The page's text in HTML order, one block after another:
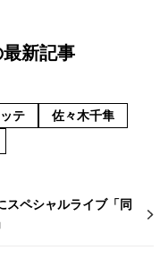
新記事
テ
佐々木千隼
スペシャルライブ「同